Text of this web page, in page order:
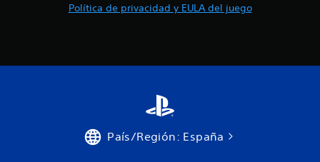
Política de privacidad y EULA del juego
País/Región: España